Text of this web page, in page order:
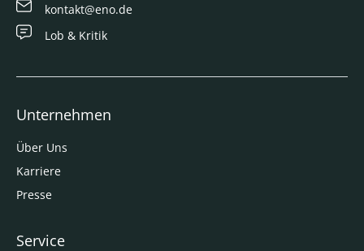
kontakt@eno.de
Lob & Kritik
Unternehmen
Über Uns
Karriere
Presse
Service